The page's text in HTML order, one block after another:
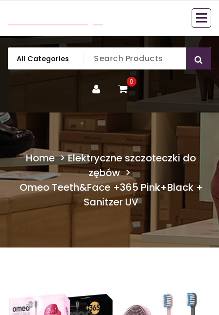
content
0
Home>Elektryczne szczoteczki do
zębów>
Omeo Teeth&Face +365 Pink+Black +
Sanitzer UV